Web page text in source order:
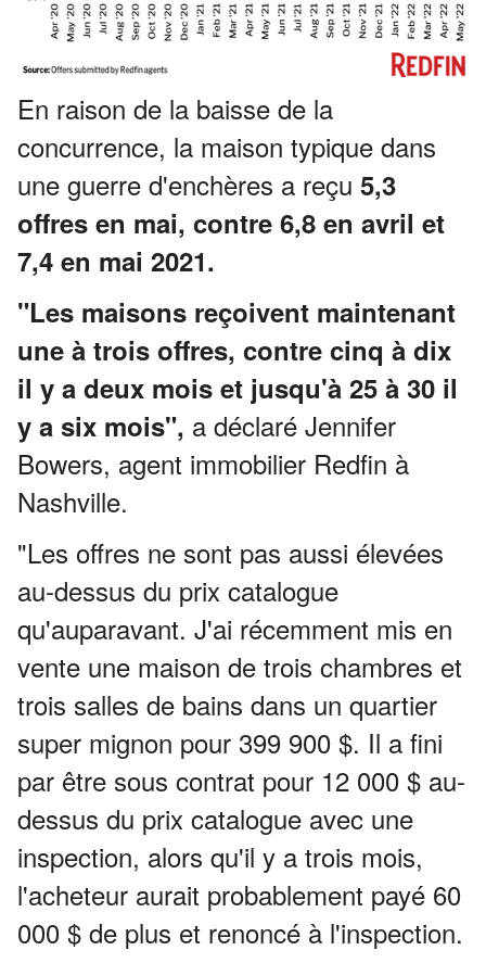
En raison de la baisse de la
concurrence, la maison typique dans
une guerre d'enchères a reçu 5,3
offres en mai, contre 6,8 en avril et
7,4 en mai 2021.
"Les maisons reçoivent maintenant
une à trois offres, contre cinq à dix
il y a deux mois et jusqu'à 25 à 30 il
y a six mois", a déclaré Jennifer
Bowers, agent immobilier Redfin à
Nashville.
"Les offres ne sont pas aussi élevées
au-dessus du prix catalogue
qu'auparavant. J'ai récemment mis en
vente une maison de trois chambres et
trois salles de bains dans un quartier
super mignon pour 399 900 $. Il a fini
par être sous contrat pour 12 000 $ au-
dessus du prix catalogue avec une
inspection, alors qu'il y a trois mois,
l'acheteur aurait probablement payé 60
000 $ de plus et renoncé à l'inspection.